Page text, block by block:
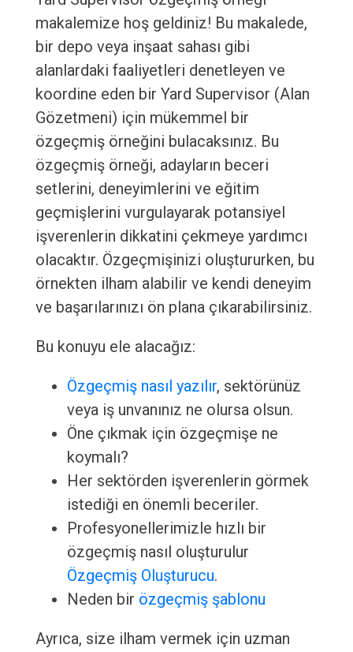
makalemize hoş geldiniz! Bu makalede,
bir depo veya inşaat sahası gibi
alanlardaki faaliyetleri denetleyen ve
koordine eden bir Yard Supervisor (Alan
Gözetmeni) için mükemmel bir
özgeçmiş örneğini bulacaksınız. Bu
özgeçmiş örneği, adayların beceri
setlerini, deneyimlerini ve eğitim
geçmişlerini vurgulayarak potansiyel
işverenlerin dikkatini çekmeye yardımcı
olacaktır. Özgeçmişinizi oluştururken, bu
örnekten ilham alabilir ve kendi deneyim
ve başarılarınızı ön plana çıkarabilirsiniz.
Bu konuyu ele alacağız:
Özgeçmiş nasıl yazılır, sektörünüz
veya iş unvanınız ne olursa olsun.
Öne çıkmak için özgeçmişe ne
koymalı?
Her sektörden işverenlerin görmek
istediği en önemli beceriler.
Profesyonellerimizle hızlı bir
özgeçmiş nasıl oluşturulur
Özgeçmiş Oluşturucu.
Neden bir özgeçmiş şablonu
Ayrıca, size ilham vermek için uzman